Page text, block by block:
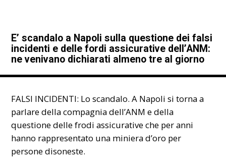
E’ scandalo a Napoli sulla questione dei falsi
incidenti e delle fordi assicurative dell’ANM:
ne venivano dichiarati almeno tre al giorno
FALSI INCIDENTI: Lo scandalo. A Napoli si torna a
parlare della compagnia dell’ANM e della
questione delle frodiassicurativeche per anni
hanno rappresentato una miniera d’oro per
persone disoneste.